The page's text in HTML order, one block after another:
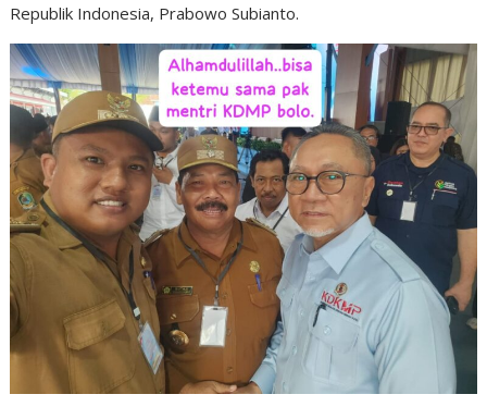
Republik Indonesia, Prabowo Subianto.